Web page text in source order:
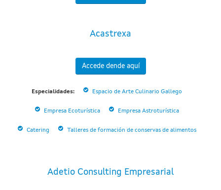
Acastrexa
Accede dende aquí
Especialidades: Espacio de Arte Culinario Gallego
Empresa Ecoturística Empresa Astroturística
Catering Talleres de formación de conservas de alimentos
Adetio Consulting Empresarial